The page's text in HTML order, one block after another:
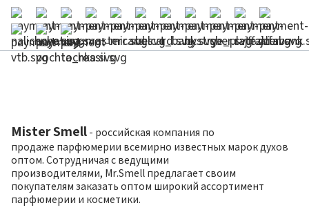
Mister Smell - российская компания по
продаже парфюмерии всемирно известных марок духов
оптом. Сотрудничая с ведущими
производителями, Mr.Smell предлагает своим
покупателям заказать оптом широкий ассортимент
парфюмерии и косметики.